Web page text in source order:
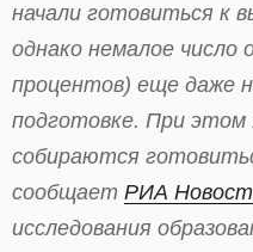
начали готовиться к
однако немалое число
процентов) еще даже
подготовке. При этом
собираются
сообщает РИА
исследования